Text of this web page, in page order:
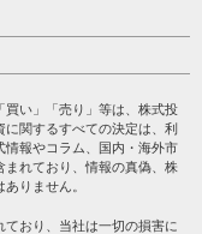
買い」「売り」等は、株式投
関するすべての決定は、利
情報やコラム、国内・海外市
まれており、情報の真偽、株
りません。
おり、当社は一切の損害に